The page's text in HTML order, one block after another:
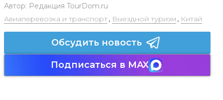
Автор: Редакция TourDom.ru
Авиаперевозка и транспорт, Выездной туризм , Китай
Обсудить новость
Подписаться в MAX